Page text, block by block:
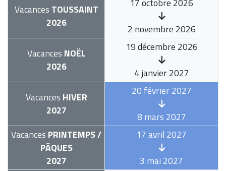
Vacances TOUSSAINT
2026
17 octobre 2026
2 novembre 2026
Vacances NOËL
2026
19 décembre 2026
4 janvier 2027
Vacances HIVER
2027
20 février 2027
8 mars 2027
Vacances PRINTEMPS /
PÂQUES
2027
17 avril 2027
3 mai 2027